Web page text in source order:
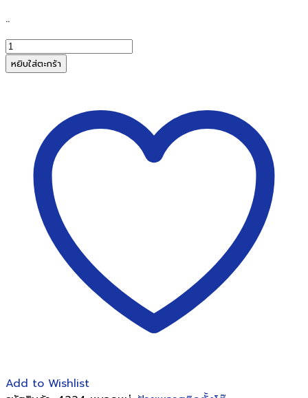
..
จำนวน
ป้า
ยอะค
ชิ้น
หยิบใส่ตะกร้า
Add to Wishlist